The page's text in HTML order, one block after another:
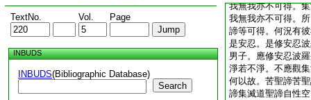
TextNo. Vol. Page
INBUDS
INBUDS(Bibliographic Database)
Search
我無我亦不可得。
我無我亦不可得。
諦等可得。何況有
是安忍。是修安忍
男子。應修安忍波
淨若不淨。不應觀
何以故。苦聖諦苦
諦集滅道聖諦自性